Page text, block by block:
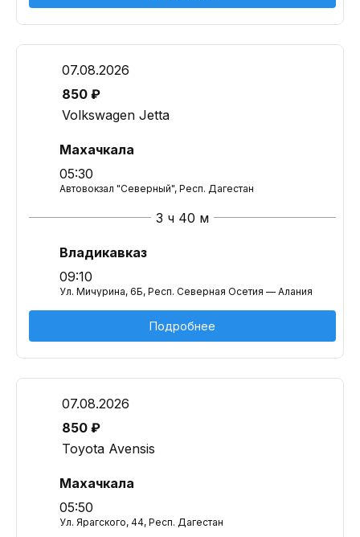
07.08.2026
850 ₽
Volkswagen Jetta
Махачкала
05:30
Автовокзал "Северный", Респ. Дагестан
3 ч 40 м
Владикавказ
09:10
Ул. Мичурина, 6Б, Респ. Северная Осетия — Алания
Подробнее
07.08.2026
850 ₽
Toyota Avensis
Махачкала
05:50
Ул. Ярагского, 44, Респ. Дагестан